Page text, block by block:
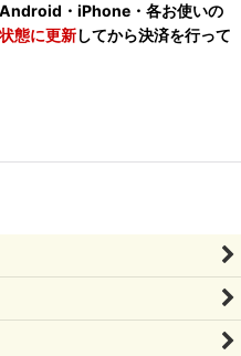
・iPhone・各お使いの
態に更新してから決済を行って